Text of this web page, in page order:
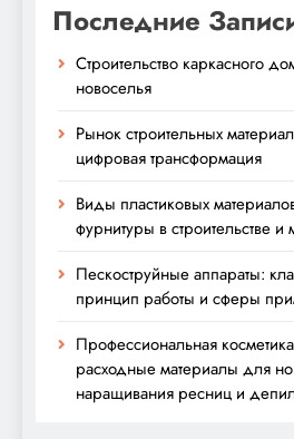
Последние
Строительство каркасного
новоселья
Рынок строительных
цифровая трансформация
Виды пластиковых
фурнитуры в строительстве и
Пескоструйные аппараты:
принцип работы и сферы
Профессиональная
расходные материалы для
наращивания ресниц и